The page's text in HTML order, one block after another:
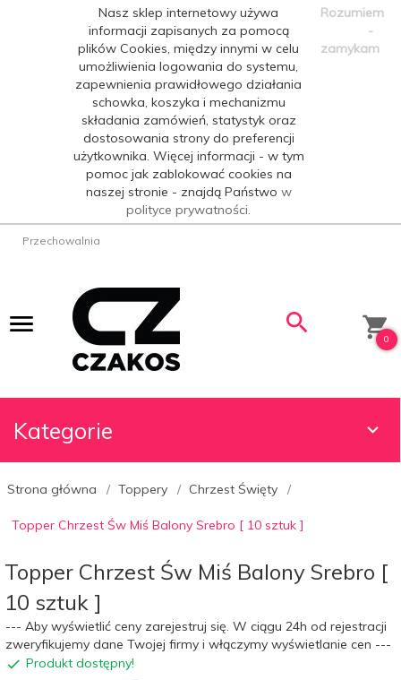
Nasz sklep internetowy używa
informacji zapisanych za pomocą
plików Cookies, między innymi w celu
umożliwienia logowania do systemu,
zapewnienia prawidłowego działania
schowka, koszyka i mechanizmu
składania zamówień, statystyk oraz
dostosowania strony do preferencji
użytkownika. Więcej informacji - w tym
pomoc jak zablokować cookies na
naszej stronie - znajdą Państwo w
polityce prywatności.
Rozumiem
-
zamykam
Przechowalnia
0
Kategorie
Strona główna Toppery Chrzest Święty
Topper Chrzest Św Miś Balony Srebro [ 10 sztuk ]
Topper Chrzest Św Miś Balony Srebro [
10 sztuk ]
--- Aby wyświetlić ceny zarejestruj się. W ciągu 24h od rejestracji
zweryfikujemy dane Twojej firmy i włączymy wyświetlanie cen ---
Produkt dostępny!